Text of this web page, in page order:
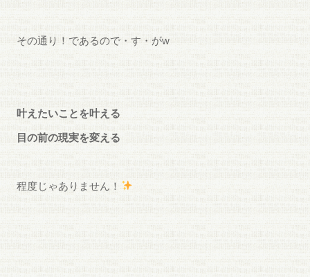
その通り！であるので・す・がw
叶えたいことを叶える
目の前の現実を変える
程度じゃありません！